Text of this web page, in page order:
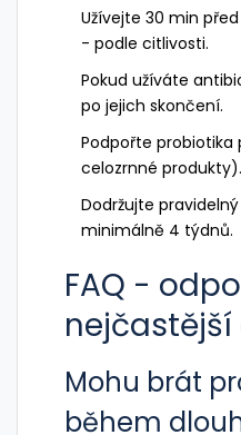
Užívejte 30 min
- podle citlivosti.
Pokud užíváte
po jejich skončení.
Podpořte probiotika
celozrnné produkty).
Dodržujte
minimálně 4 týdnů.
FAQ -
Mohu brát
během